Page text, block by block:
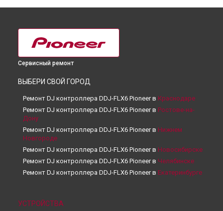
Сервисный ремонт
ВЫБЕРИ СВОЙ ГОРОД
Ремонт DJ контроллера DDJ-FLX6 Pioneer в Краснодаре
Ремонт DJ контроллера DDJ-FLX6 Pioneer в Ростове-на-
Дону
Ремонт DJ контроллера DDJ-FLX6 Pioneer в Нижнем
Новгороде
Ремонт DJ контроллера DDJ-FLX6 Pioneer в Новосибирске
Ремонт DJ контроллера DDJ-FLX6 Pioneer в Челябинске
Ремонт DJ контроллера DDJ-FLX6 Pioneer в Екатеринбурге
Ремонт DJ контроллера DDJ-FLX6 Pioneer в
УСТРОЙСТВА